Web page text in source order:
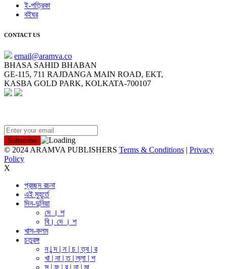
ই-পত্রিকা
বইঘর
CONTACT US
email@aramva.co
BHASA SAHID BHABAN
GE-115, 711 RAJDANGA MAIN ROAD, EKT,
KASBA GOLD PARK, KOLKATA-700107
© 2024 ARAMVA PUBLISHERS Terms & Conditions | Privacy
Policy
X
প্রচ্ছদ রচনা
এই মুহূর্তে
দিন-দুনিয়া
দে । শ
বি। দে । শ
খাস-কলম
চতুরঙ্গ
ন | ন্দ | ন | চ | ত্ব | র
খা | না | ত | ল্লা | শ
স | ফ | র | না | মা